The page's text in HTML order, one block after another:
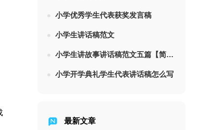
小学优秀学生代表获奖发言稿
小学生讲话稿范文
小学生讲故事讲话稿范文五篇【简短】
小学开学典礼学生代表讲话稿怎么写
最新文章